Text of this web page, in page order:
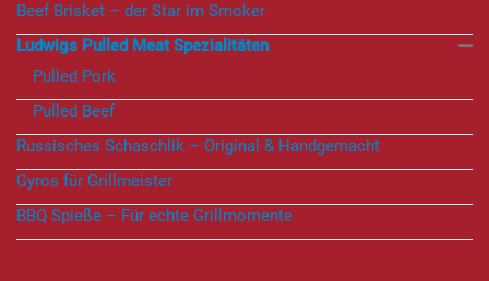
Beef Brisket – der Star im Smoker
Ludwigs Pulled Meat Spezialitäten
Pulled Pork
Pulled Beef
Russisches Schaschlik – Original & Handgemacht
Gyros für Grillmeister
BBQ Spieße – Für echte Grillmomente